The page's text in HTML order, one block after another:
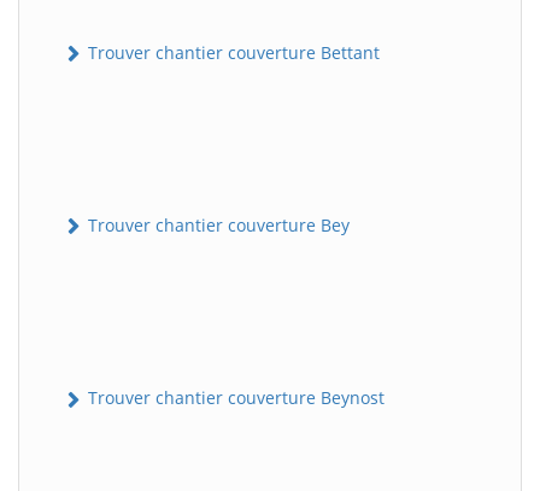
Trouver chantier couverture Bettant
Trouver chantier couverture Bey
Trouver chantier couverture Beynost